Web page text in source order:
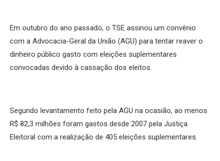
Em outubro do ano passado, o TSE assinou um convênio
com a Advocacia-Geral da União (AGU) para tentar reaver o
dinheiro público gasto com eleições suplementares
convocadas devido à cassação dos eleitos.
Segundo levantamento feito pela AGU na ocasião, ao menos
R$ 82,3 milhões foram gastos desde 2007 pela Justiça
Eleitoral com a realização de 405 eleições suplementares.